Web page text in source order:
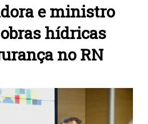
e ministro
hídricas
no RN